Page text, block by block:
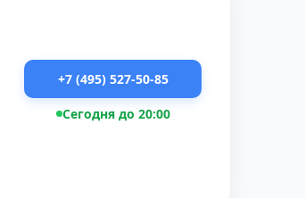
+7 (495) 527-50-85
Сегодня до 20:00